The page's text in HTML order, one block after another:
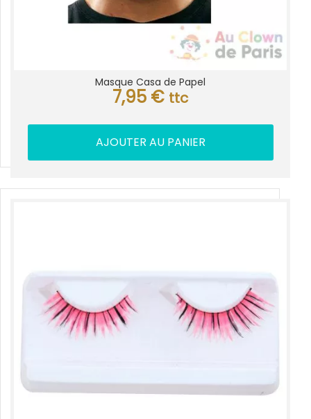
Masque Casa de Papel
7,95 € ttc
AJOUTER AU PANIER